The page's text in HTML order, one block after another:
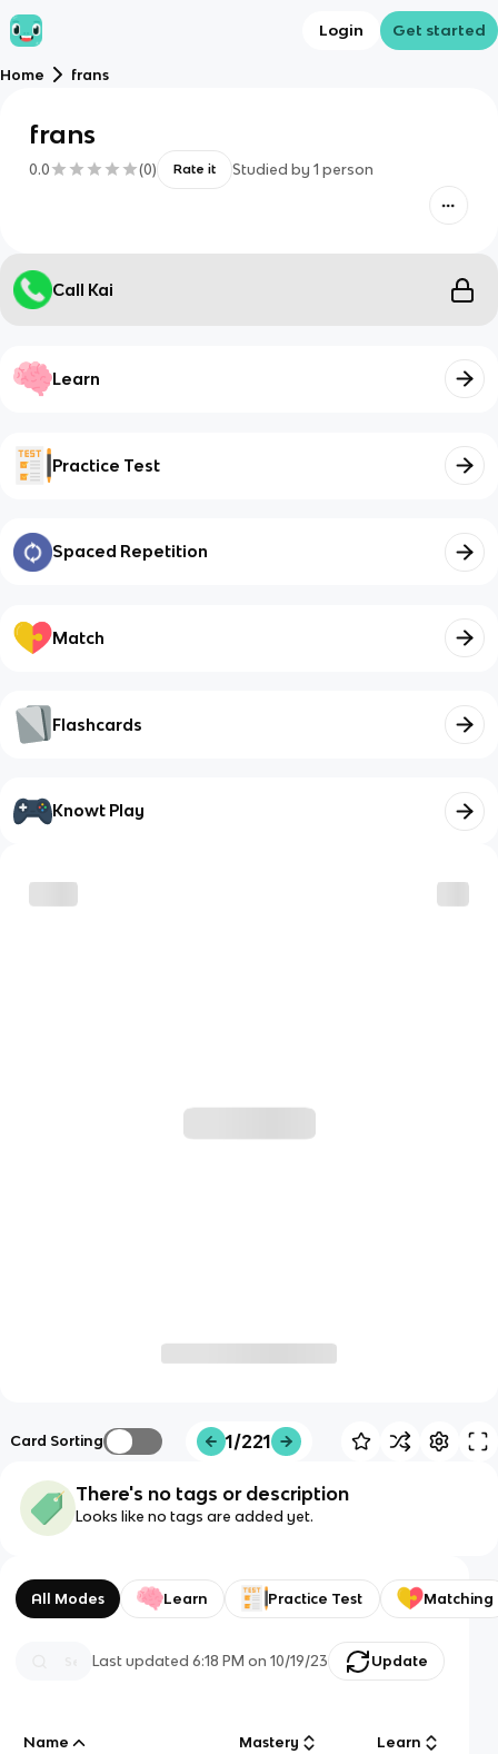
Login Get started
Home frans
frans
0.0 (0) Rate it Studied by 1 person
Call Kai
Learn
Practice Test
Spaced Repetition
Match
Flashcards
Knowt Play
Card Sorting 1/221
There's no tags or description
Looks like no tags are added yet.
All Modes Learn Practice Test Matching
Last updated6:18 PM on 10/19/23 Update
Name Mastery Learn